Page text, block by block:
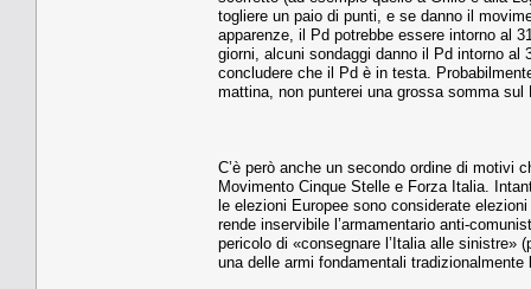
togliere un paio di punti, e se danno il
apparenze, il Pd potrebbe essere intorno al
giorni, alcuni sondaggi danno il Pd intorno
concludere che il Pd è in testa.
mattina, non punterei una grossa somma sul
C’è però anche un secondo ordine di motivi
Movimento Cinque Stelle e Forza Italia.
le elezioni Europee sono considerate
rende inservibile l’armamentario anti-
pericolo di «consegnare l’Italia alle sinistre»
una delle armi fondamentali